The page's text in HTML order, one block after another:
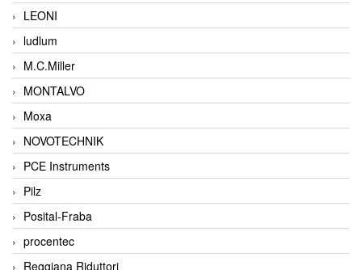
LEONI
ludlum
M.C.Miller
MONTALVO
Moxa
NOVOTECHNIK
PCE Instruments
Pilz
Posital-Fraba
procentec
Reggiana Riduttori